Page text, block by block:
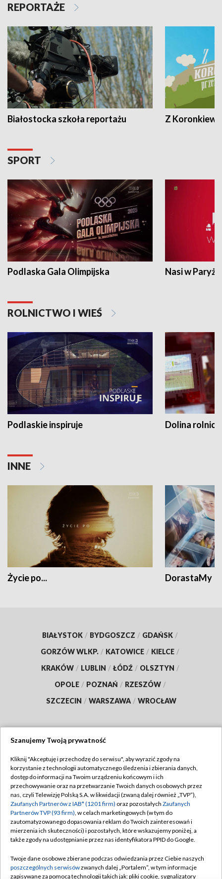
REPORTAŻE
Białostocka szkoła reportażu Z
SPORT
Podlaska Gala Olimpijska Nasi w Paryżu
ROLNICTWO I WIEŚ
Podlaskie inspiruje Dolina
INNE
Życie po... DorastaMy
BIAŁYSTOK / BYDGOSZCZ / GDAŃSK /
GORZÓW WLKP. / KATOWICE / KIELCE /
KRAKÓW / LUBLIN / ŁÓDŹ / OLSZTYN /
OPOLE / POZNAŃ / RZESZÓW /
SZCZECIN / WARSZAWA / WROCŁAW
TVP
Abonament TVP
Emisja w TVP
Centrum informacji TVP
Naziemna Telewizja Cyfrowa
Rada Programowa
Regulamin TVP
Polityka prywatności
Moje zgody
Pomoc
Kontakt
Szanujemy Twoją prywatność
Kliknij "Akceptuję i przechodzę do serwisu", aby wyrazić zgody na
korzystanie z technologii automatycznego śledzenia i zbierania danych,
dostęp do informacji na Twoim urządzeniu końcowym i ich
przechowywanie oraz na przetwarzanie Twoich danych osobowych przez
nas, czyli Telewizję Polską S.A. w likwidacji (zwaną dalej również „TVP”),
Zaufanych Partnerów z IAB* (1201 firm) oraz pozostałych Zaufanych
Partnerów TVP (93 firm), w celach marketingowych (w tym do
zautomatyzowanego dopasowania reklam do Twoich zainteresowań i
mierzenia ich skuteczności) i pozostałych, które wskazujemy poniżej, a
także zgody na udostępnianie przez nas identyfikatora PPID do Google.
Twoje dane osobowe zbierane podczas odwiedzania przez Ciebie naszych
poszczególnych serwisówzwanych dalej „Portalem”, w tym informacje
zapisywane za pomocą technologii takich jak: pliki cookie, sygnalizatory